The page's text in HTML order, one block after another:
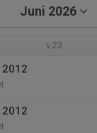
Juni 2026
v.23